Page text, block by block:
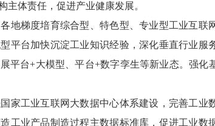
主体责任，促进产业健康发展。
地梯度培育综合型、特色型、专业型工业互联
平台加快沉淀工业知识经验，深化垂直行业服
平台+大模型、平台+数字孪生等新业态。强化
家工业互联网大数据中心体系建设，完善工业
工业产品制造过程主数据标准库，促进工业数